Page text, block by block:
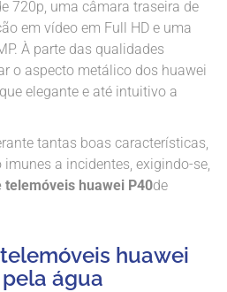
720p, uma câmara traseira de
em vídeo em Full HD e uma
À parte das qualidades
o aspecto metálico dos huawei
elegante e até intuitivo a
tantas boas características,
a incidentes, exigindo-se,
telemóveis huawei P40de
huawei
água